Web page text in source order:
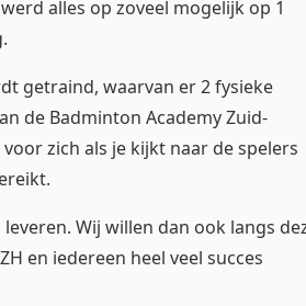
alles op zoveel mogelijk op 1
getraind, waarvan er 2 fysieke
de Badminton Academy Zuid-
zich als je kijkt naar de spelers
Wij willen dan ook langs
en iedereen heel veel succes